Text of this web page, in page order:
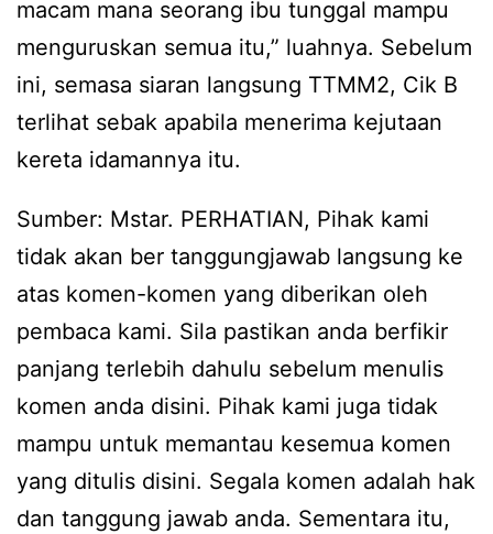
macam mana seorang ibu tunggal mampu
menguruskan semua itu,” luahnya. Sebelum
ini, semasa siaran langsung TTMM2, Cik B
terlihat sebak apabila menerima kejutaan
kereta idamannya itu.
Sumber: Mstar. PERHATIAN, Pihak kami
tidak akan ber tanggungjawab langsung ke
atas komen-komen yang diberikan oleh
pembaca kami. Sila pastikan anda berfikir
panjang terlebih dahulu sebelum menulis
komen anda disini. Pihak kami juga tidak
mampu untuk memantau kesemua komen
yang ditulis disini. Segala komen adalah hak
dan tanggung jawab anda. Sementara itu,